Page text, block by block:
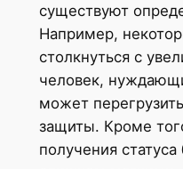
существуют
Например,
столкнуться с
человек,
может
защиты. Кроме
получения